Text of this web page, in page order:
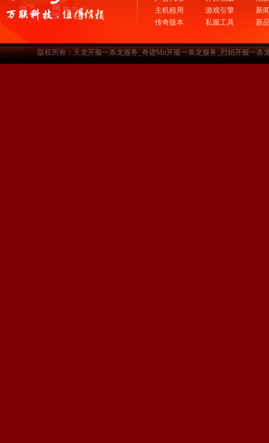
主机租用
传奇版本
游戏引擎
私服工具
新
新
版权所有：天龙开服一条龙服务_奇迹Mu开服一条龙服务_烈焰开服一条